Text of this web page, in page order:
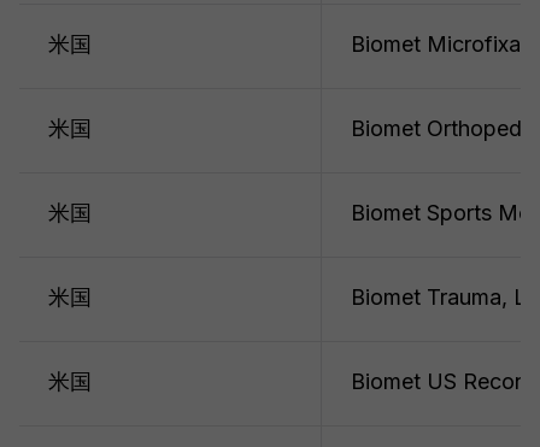
米国 Biomet
米国 Biomet
米国 Biomet Sports
米国 Biomet Trauma,
米国 Biomet US